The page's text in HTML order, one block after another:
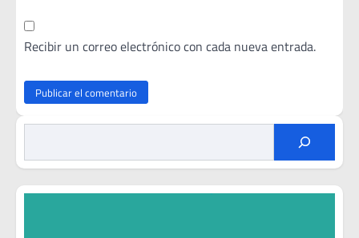
Recibir un correo electrónico con cada nueva entrada.